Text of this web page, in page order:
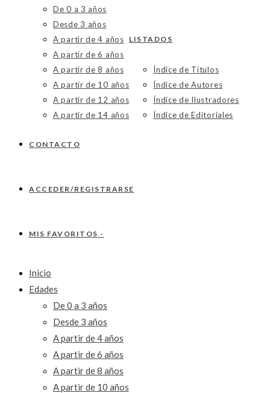
De 0 a 3 años
Desde 3 años
A partir de 4 años
A partir de 6 años
A partir de 8 años
A partir de 10 años
A partir de 12 años
A partir de 14 años
LISTADOS
Índice de Títulos
Índice de Autores
Índice de Ilustradores
Índice de Editoriales
CONTACTO
ACCEDER/REGISTRARSE
MIS FAVORITOS -
Inicio
Edades
De 0 a 3 años
Desde 3 años
A partir de 4 años
A partir de 6 años
A partir de 8 años
A partir de 10 años